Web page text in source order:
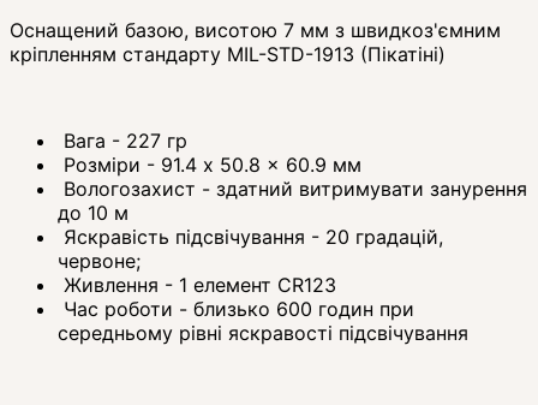
Оснащений базою, висотою 7 мм з швидкоз'ємним
кріпленням стандарту MIL-STD-1913 (Пікатіні)
Вага - 227 гр
Розміри - 91.4 x 50.8 x 60.9 мм
Вологозахист - здатний витримувати занурення
до 10 м
Яскравість підсвічування - 20 градацій,
червоне;
Живлення - 1 елемент CR123
Час роботи - близько 600 годин при
середньому рівні яскравості підсвічування